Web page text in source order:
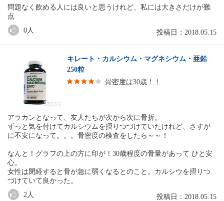
問題なく飲める人には良いと思うけれど、私には大きさだけが難
点
投稿日：2018.05.15
0人
キレート・カルシウム・マグネシウム・亜鉛
250粒
骨密度は30歳！！
アラカンとなって、友人たちが次から次に骨折。
ずっと気を付けてカルシウムを摂りつづけていたけれど、さすが
に不安になって。。。骨密度の検査をしたら～～！
なんと！グラフの上の方に印が！30歳程度の骨量があって ひと安
心。
女性は閉経すると骨が急に弱くなるとのこと。カルシウを摂りつ
づけていて良かった。
投稿日：2018.05.15
2 人